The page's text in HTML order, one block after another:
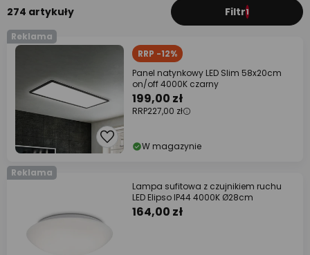
274 artykuły Filtr1
Reklama
RRP -12%
Panel natynkowy LED Slim 58x20cm
on/off 4000K czarny
199,00 zł
RRP227,00 zł
W magazynie
Reklama
Lampa sufitowa z czujnikiem ruchu
LED Elipso IP44 4000K Ø28cm
164,00 zł